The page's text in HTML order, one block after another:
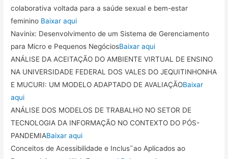
colaborativa voltada para a saúde sexual e bem-estar
feminino Baixar aqui
Navinix: Desenvolvimento de um Sistema de Gerenciamento
para Micro e Pequenos NegóciosBaixar aqui
ANÁLISE DA ACEITAÇÃO DO AMBIENTE VIRTUAL DE ENSINO
NA UNIVERSIDADE FEDERAL DOS VALES DO JEQUITINHONHA
E MUCURI: UM MODELO ADAPTADO DE AVALIAÇÃOBaixar
aqui
ANÁLISE DOS MODELOS DE TRABALHO NO SETOR DE
TECNOLOGIA DA INFORMAÇÃO NO CONTEXTO DO PÓS-
PANDEMIABaixar aqui
Conceitos de Acessibilidade e Inclus˜ao Aplicados ao